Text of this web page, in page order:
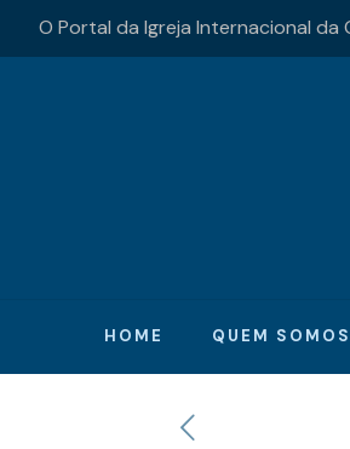
O Portal da Igreja Internacional da
HOME QUEM SOMOS